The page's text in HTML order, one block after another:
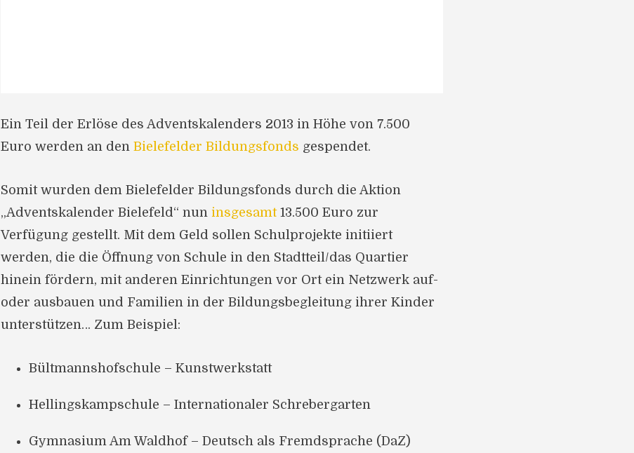
Ein Teil der Erlöse des Adventskalenders 2013 in Höhe von 7.500
Euro werden an den Bielefelder Bildungsfonds gespendet.
Somit wurden dem Bielefelder Bildungsfonds durch die Aktion
„Adventskalender Bielefeld“ nun insgesamt13.500 Euro zur
Verfügung gestellt. Mit dem Geld sollen Schulprojekte initiiert
werden, die die Öffnung von Schule in den Stadtteil/das Quartier
hinein fördern, mit anderen Einrichtungen vor Ort ein Netzwerk auf-
oder ausbauen und Familien in der Bildungsbegleitung ihrer Kinder
unterstützen… Zum Beispiel:
Bültmannshofschule – Kunstwerkstatt
Hellingskampschule – Internationaler Schrebergarten
Gymnasium Am Waldhof – Deutsch als Fremdsprache (DaZ)